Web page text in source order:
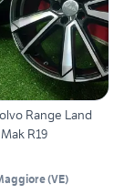
Range Land
R19
(VE)